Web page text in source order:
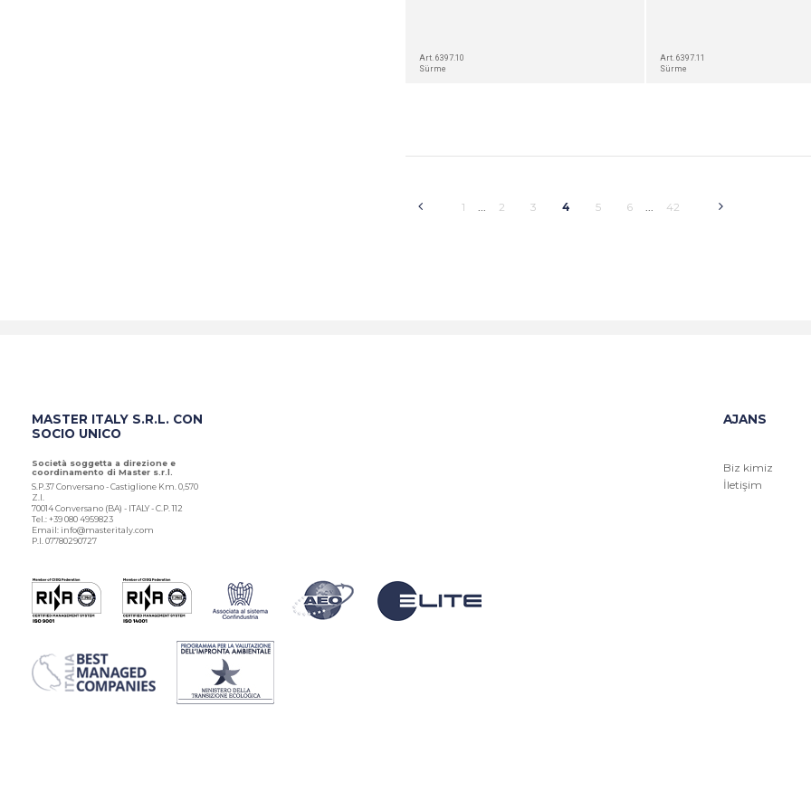
Art. 6397.10
Sürme
Art. 6397.11
Sürme
1 2 3 4 5 6 42
MASTER ITALY S.R.L. CON
SOCIO UNICO
Società soggetta a direzione e
coordinamento di Master s.r.l.
S.P.37 Conversano - Castiglione Km. 0,570
Z.I.
70014 Conversano (BA) - ITALY - C.P. 112
Tel.: +39 080 4959823
Email: info@masteritaly.com
P.I. 07780290727
AJANS
Biz kimiz
İletişim